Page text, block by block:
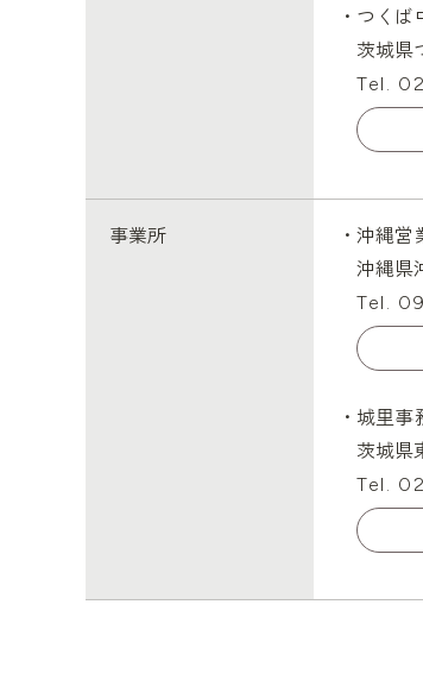
・つく
茨城県
Tel.
事業所
・沖縄営
沖縄県
Tel.
・城里事
茨城県
Tel.